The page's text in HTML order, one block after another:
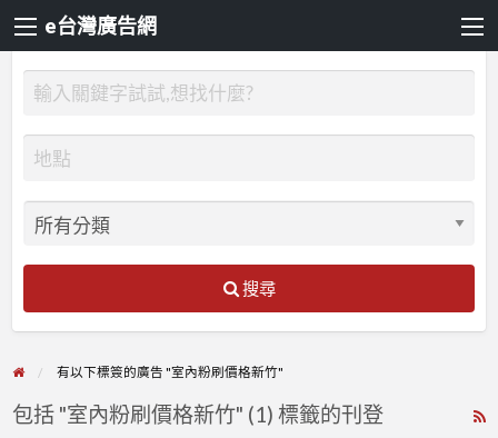
e台灣廣告網
搜尋
有以下標簽的廣告 "室內粉刷價格新竹"
包括 "室內粉刷價格新竹" (1) 標籤的刊登